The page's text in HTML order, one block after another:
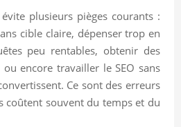
plusieurs pièges courants :
cible claire, dépenser trop en
peu rentables, obtenir des
encore travailler le SEO sans
Ce sont des erreurs
coûtent souvent du temps et du